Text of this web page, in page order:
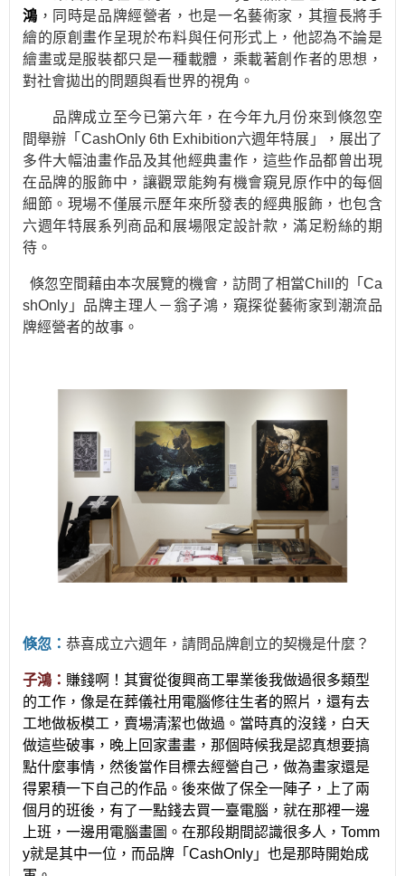
鴻 ，同時是品牌經營者，也是一名藝術家，其擅長將手
繪的原創畫作呈現於布料與任何形式上，他認為不論是
繪畫或是服裝都只是一種載體，乘載著創作者的思想，
對社會拋出的問題與看世界的視角。
品牌成立至今已第六年，在今年九月份來到倏忽空
間舉辦「CashOnly 6th Exhibition六週年特展」，展出了
多件大幅油畫作品及其他經典畫作，這些作品都曾出現
在品牌的服飾中，讓觀眾能夠有機會窺見原作中的每個
細節。現場不僅展示歷年來所發表的經典服飾，也包含
六週年特展系列商品和展場限定設計款，滿足粉絲的期
待。
倏忽空間藉由本次展覽的機會，訪問了相當Chill的「Ca
shOnly」品牌主理人－翁子鴻，窺探從藝術家到潮流品
牌經營者的故事。
倏忽： 恭喜成立六週年，請問品牌創立的契機是什麼？
子鴻： 賺錢啊！其實從復興商工畢業後我做過很多類型
的工作，像是在葬儀社用電腦修往生者的照片，還有去
工地做板模工，賣場清潔也做過。當時真的沒錢，白天
做這些破事，晚上回家畫畫，那個時候我是認真想要搞
點什麼事情，然後當作目標去經營自己，做為畫家還是
得累積一下自己的作品。後來做了保全一陣子，上了兩
個月的班後，有了一點錢去買一臺電腦，就在那裡一邊
上班，一邊用電腦畫圖。在那段期間認識很多人，Tomm
y就是其中一位，而品牌「CashOnly」也是那時開始成